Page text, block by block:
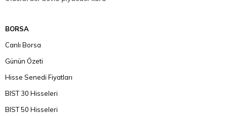
BORSA
Canlı Borsa
Günün Özeti
Hisse Senedi Fiyatları
BIST 30 Hisseleri
BIST 50 Hisseleri